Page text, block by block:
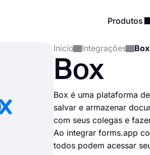
Produtos
Início Integrações Box
Box
Box é uma plataforma
salvar e armazenar
com seus colegas e
Ao integrar forms.app
todos podem acessar